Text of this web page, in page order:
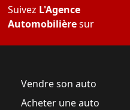
Suivez L'Agence
Automobilièresur
Vendre son auto
Acheter une auto